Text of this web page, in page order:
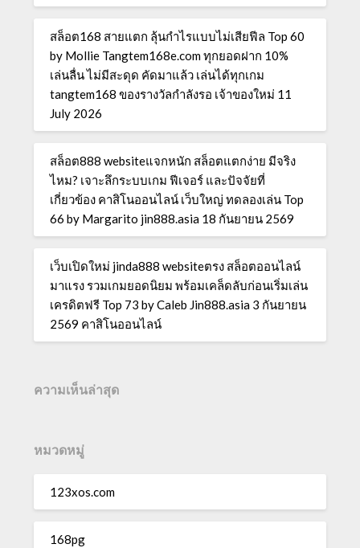
สล็อต168 สายแตก ลุ้นกำไรแบบไม่เสียฟีล Top 60
by Mollie Tangtem168e.com ทุกยอดฝาก 10%
เล่นลื่น ไม่มีสะดุด คัดมาแล้ว เล่นได้ทุกเกม
tangtem168 ของรางวัลกำลังรอ เจ้าของใหม่ 11
July 2026
สล็อต888 websiteแจกหนัก สล็อตแตกง่าย มีจริง
ไหม? เจาะลึกระบบเกม ฟีเจอร์ และปัจจัยที่
เกี่ยวข้อง คาสิโนออนไลน์ เว็บใหญ่ ทดลองเล่น Top
66 by Margarito jin888.asia 18 กันยายน 2569
เว็บเปิดใหม่ jinda888 websiteตรง สล็อตออนไลน์
มาแรง รวมเกมยอดนิยม พร้อมเคล็ดลับก่อนเริ่มเล่น
เครดิตฟรี Top 73 by Caleb Jin888.asia 3 กันยายน
2569 คาสิโนออนไลน์
ความเห็นล่าสุด
หมวดหมู่
123xos.com
168pg